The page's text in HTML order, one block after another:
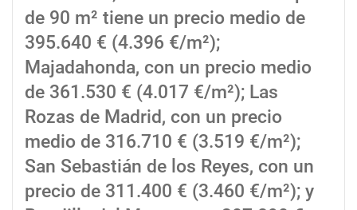
de 90 m² tiene un precio medio de
395.640 € (4.396 €/m²);
Majadahonda, con un precio medio
de 361.530 € (4.017 €/m²); Las
Rozas de Madrid, con un precio
medio de 316.710 € (3.519 €/m²);
San Sebastián de los Reyes, con un
precio de 311.400 € (3.460 €/m²); y